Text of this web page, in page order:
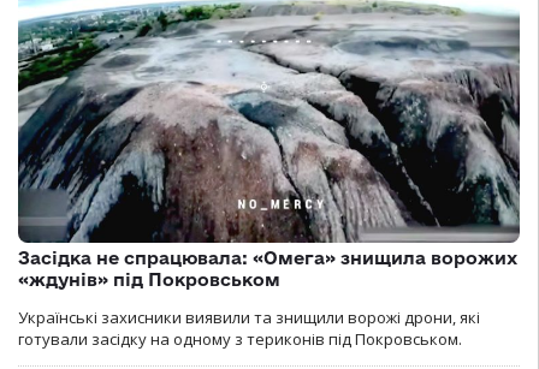
Засідка не спрацювала: «Омега» знищила ворожих
«ждунів» під Покровськом
Українські захисники виявили та знищили ворожі дрони, які
готували засідку на одному з териконів під Покровськом.